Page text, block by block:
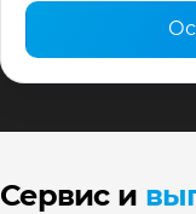
Сервис и